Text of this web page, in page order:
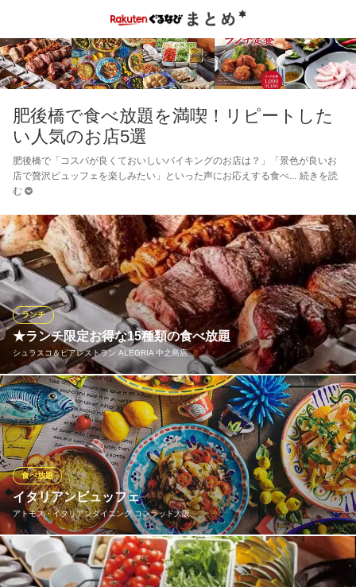
肥後橋で食べ放題を満喫！リピートした
い人気のお店5選
肥後橋で「コスパが良くておいしいバイキングのお店は？」「景色が良いお
店で贅沢ビュッフェを楽しみたい」といった声にお応えする食べ
続きを読
む
★ランチ限定お得な15種類の食べ放題
シュラスコ＆ビアレストラン ALEGRIA 中之島店
ランチ
牛肉、豚肉、鶏肉など、それぞれのお肉の部位に適した味付け、
焼き加減にこだわり、抜群のタイミングでお肉を提供いたしま
す。その他、女性にも人気の焼きパインなど。合計15種類以上の
シュラスコ食べ放題でお楽しみいただけます。
シュラスコ＆ビアレストラン ALEGRIA 中之島店
シュラスコレストラン
大阪メトロ四つ橋線肥後橋駅 徒歩1分
大阪府大阪市北区中之島3-2-4 中之島フェスティバルタワー・ウエストB1
イタリアンビュッフェ
アトモス・イタリアンダイニング コンラッド大阪
食べ放題
彩り豊かな前菜から、ホットディッシュ、自家製ブレッド、イタ
リアンドルチェなど約45種以上のオーセンティックなイタリアン